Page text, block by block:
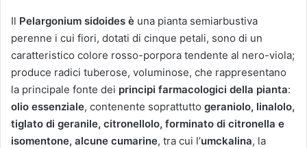
Il Pelargonium sidoides è una pianta semiarbustiva
perenne i cui fiori, dotati di cinque petali, sono di un
caratteristico colore rosso-porpora tendente al nero-viola;
produce radici tuberose, voluminose, che rappresentano
la principale fonte dei principi farmacologici della pianta:
olio essenziale, contenente soprattutto geraniolo, linalolo,
tiglato di geranile, citronellolo, forminato di citronella e
isomentone, alcune cumarine, tra cui l’umckalina, la